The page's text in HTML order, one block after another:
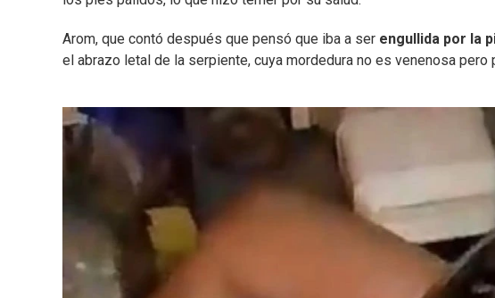
Arom, que contó después que pensó que iba a ser engullida por la
el abrazo letal de la serpiente, cuya mordedura no es venenosa pero